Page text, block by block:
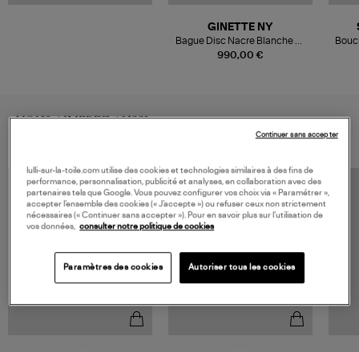
990,00 €
GINETTE NY
Bague Disc Nacre Blanche Or
Rose
VOUS AIMEREZ AUSSI
lulli-sur-la-toile.com utilise des cookies et technologies similaires à des fins de
performance, personnalisation, publicité et analyses, en collaboration avec des
partenaires tels que Google. Vous pouvez configurer vos choix via « Paramétrer »,
accepter l’ensemble des cookies (« J’accepte ») ou refuser ceux non strictement
nécessaires (« Continuer sans accepter »). Pour en savoir plus sur l’utilisation de
vos données, consulter notre politique de cookies
Paramètres des cookies Autoriser tous les cookies
Continuer sans accepter